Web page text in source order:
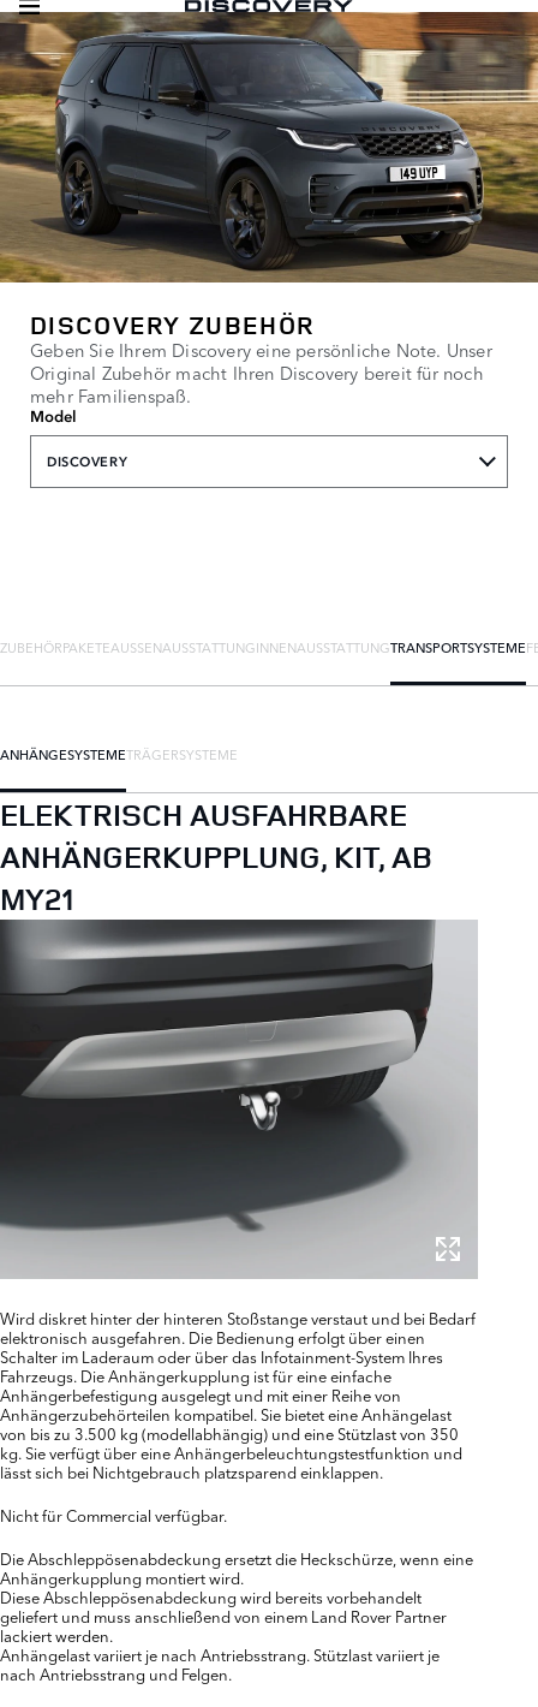
DISCOVERY ZUBEHÖR
Geben Sie Ihrem Discovery eine persönliche Note. Unser
Original Zubehör macht Ihren Discovery bereit für noch
mehr Familienspaß.
Model
DISCOVERY
ZUBEHÖRPAKETEAUSSENAUSSTATTUNG INNENAUSSTATTUNGTRANSPORTSYSTEME
ANHÄNGESYSTEMETRÄGERSYSTEME
ELEKTRISCH AUSFAHRBARE
ANHÄNGERKUPPLUNG, KIT, AB
MY21
Wird diskret hinter der hinteren Stoßstange verstaut und bei Bedarf
elektronisch ausgefahren. Die Bedienung erfolgt über einen
Schalter im Laderaum oder über das Infotainment-System Ihres
Fahrzeugs. Die Anhängerkupplung ist für eine einfache
Anhängerbefestigung ausgelegt und mit einer Reihe von
Anhängerzubehörteilen kompatibel. Sie bietet eine Anhängelast
von bis zu 3.500 kg (modellabhängig) und eine Stützlast von 350
kg. Sie verfügt über eine Anhängerbeleuchtungstestfunktion und
lässt sich bei Nichtgebrauch platzsparend einklappen.
Nicht für Commercial verfügbar.
Die Abschleppösenabdeckung ersetzt die Heckschürze, wenn eine
Anhängerkupplung montiert wird.
Diese Abschleppösenabdeckung wird bereits vorbehandelt
geliefert und muss anschließend von einem Land Rover Partner
lackiert werden.
Anhängelast variiert je nach Antriebsstrang. Stützlast variiert je
nach Antriebsstrang und Felgen.